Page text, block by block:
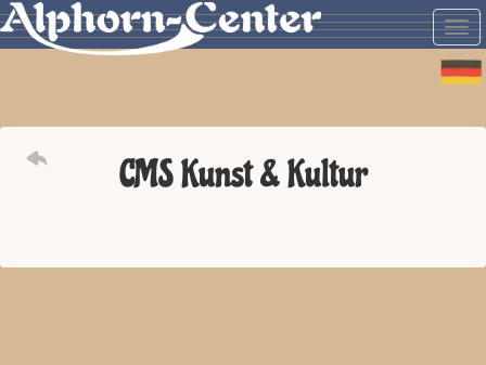
CMS Kunst & Kultur